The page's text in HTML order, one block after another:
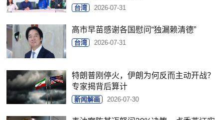
台湾 2026-07-31
高市早苗感谢各国慰问“独漏赖清德”
台湾 2026-07-31
特朗普刚停火，伊朗为何反而主动开战？
专家揭背后算计
新闻解画 2026-07-30